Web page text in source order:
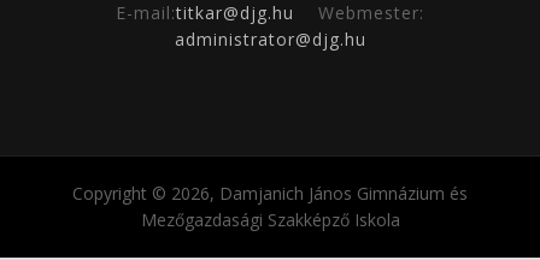
E-mail:titkar@djg.hu
Webmester:
administrator@djg.hu
Copyright © 2026, Damjanich János Gimnázium és
Mezőgazdasági Szakképző Iskola